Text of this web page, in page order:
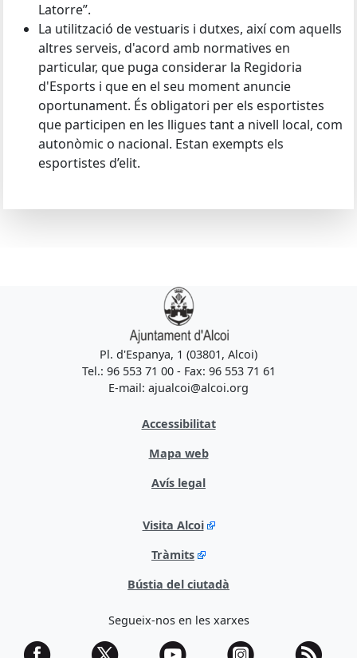
Latorre”.
La utilització de vestuaris i dutxes, així com aquells
altres serveis, d'acord amb normatives en
particular, que puga considerar la Regidoria
d'Esports i que en el seu moment anuncie
oportunament. És obligatori per els esportistes
que participen en les lligues tant a nivell local, com
autonòmic o nacional. Estan exempts els
esportistes d’elit.
Pl. d'Espanya, 1 (03801, Alcoi)
Tel.: 96 553 71 00 - Fax: 96 553 71 61
E-mail: ajualcoi@alcoi.org
Accessibilitat
Mapa web
Avís legal
Visita Alcoi
Tràmits
Bústia del ciutadà
Segueix-nos en les xarxes